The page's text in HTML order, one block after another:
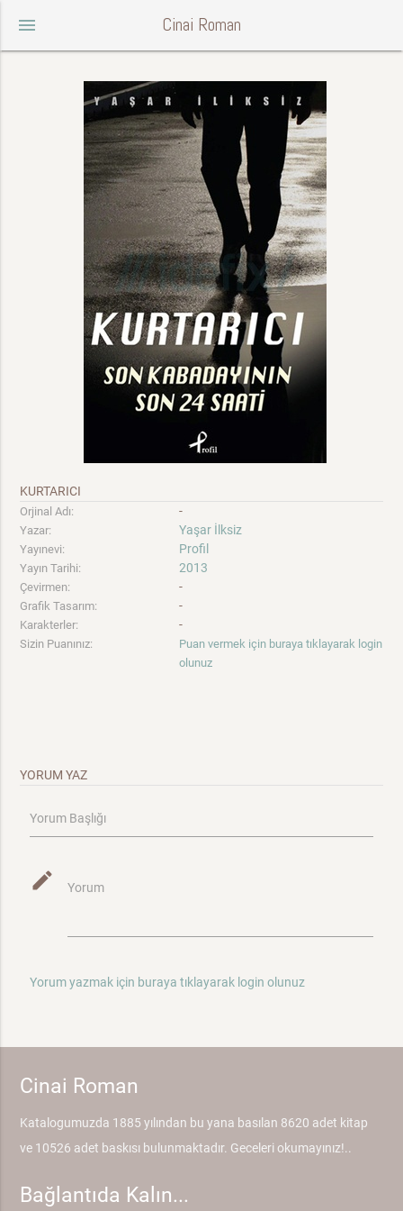
menu Cinai Roman
KURTARICI
Orjinal Adı: -
Yazar: Yaşar İlksiz
Yayınevi: Profil
Yayın Tarihi: 2013
Çevirmen: -
Grafik Tasarım: -
Karakterler: -
Sizin Puanınız:
Puan vermek için buraya tıklayarak login
olunuz
YORUM YAZ
Yorum Başlığı
mode_edit Yorum
Yorum yazmak için buraya tıklayarak login olunuz
Cinai Roman
Katalogumuzda 1885 yılından bu yana basılan 8620 adet kitap
ve 10526 adet baskısı bulunmaktadır. Geceleri okumayınız!..
Bağlantıda Kalın...